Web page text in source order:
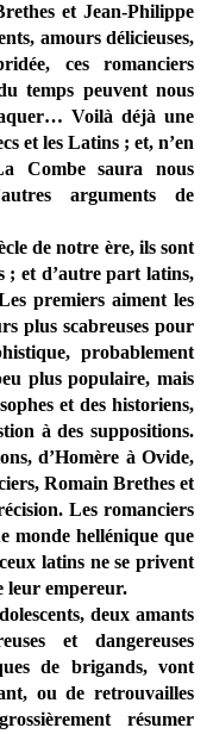
et Jean-Philippe
amours délicieuses,
ces romanciers
temps peuvent nous
Voilà déjà une
et les Latins ; et, n’en
Combe saura nous
arguments de
de notre ère, ils sont
; et d’autre part latins,
premiers aiment les
plus scabreuses pour
probablement
plus populaire, mais
et des historiens,
à des suppositions.
d’Homère à Ovide,
Romain Brethes et
Les romanciers
monde hellénique que
latins ne se privent
leur empereur.
deux amants
et dangereuses
de brigands, vont
ou de retrouvailles
résumer